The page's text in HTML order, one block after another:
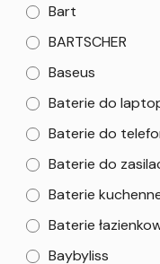
Bart
BARTSCHER
Baseus
Baterie do
Baterie do
Baterie do
Baterie
Baterie
Baybyliss